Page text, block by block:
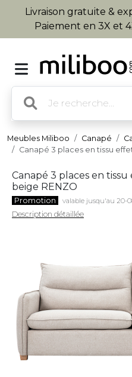
Livraison gratuite &
Paiement en 3X et
Meubles Miliboo Canapé
Canapé 3 places en tissu
Canapé 3 places en
beige RENZO
Promotion valable jusqu'au 20-
Description détaillée